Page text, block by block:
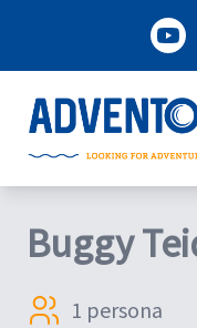
Buggy
1 persona